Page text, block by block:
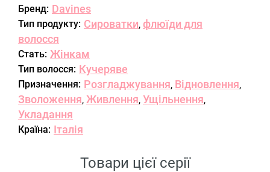
Бренд: Davines
Тип продукту: Сироватки, флюїди для
волосся
Стать: Жінкам
Тип волосся: Кучеряве
Призначення: Розгладжування, Відновлення,
Зволоження, Живлення, Ущільнення,
Укладання
Країна: Італія
Товари цієї серії